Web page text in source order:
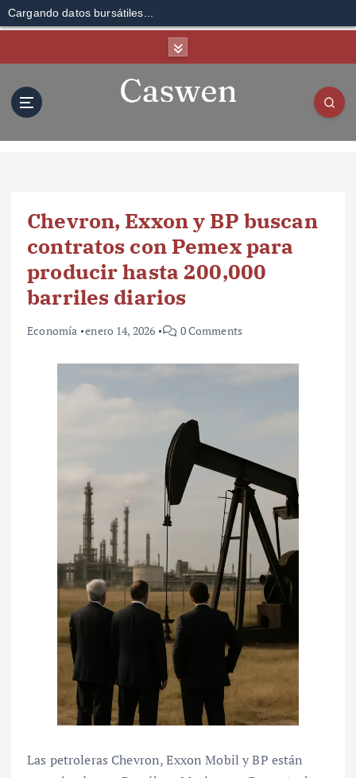
Cargando datos bursátiles...
Chevron, Exxon y BP buscan
contratos con Pemex para
producir hasta 200,000
barriles diarios
Economía enero 14, 2026 0 Comments
Las petroleras Chevron, Exxon Mobil y BP están